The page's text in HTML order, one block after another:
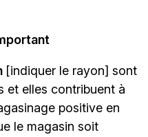
[indiquer le rayon] sont
et elles contribuent à
positive en
le magasin soit